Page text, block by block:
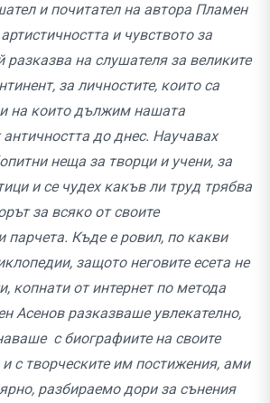
и почитател на автора Пламен
и чувството за
разказва на слушателя за великите
за личностите, които са
на които дължим нашата
до днес. Научавах
неща за творци и учени, за
и се чудех какъв ли труд трябва
за всяко от своите
парчета. Къде е ровил, по какви
защото неговите есета не
копнати от интернет по метода
Асенов разказваше увлекателно,
с биографиите на своите
и с творческите им постижения, ами
разбираемо дори за сънения